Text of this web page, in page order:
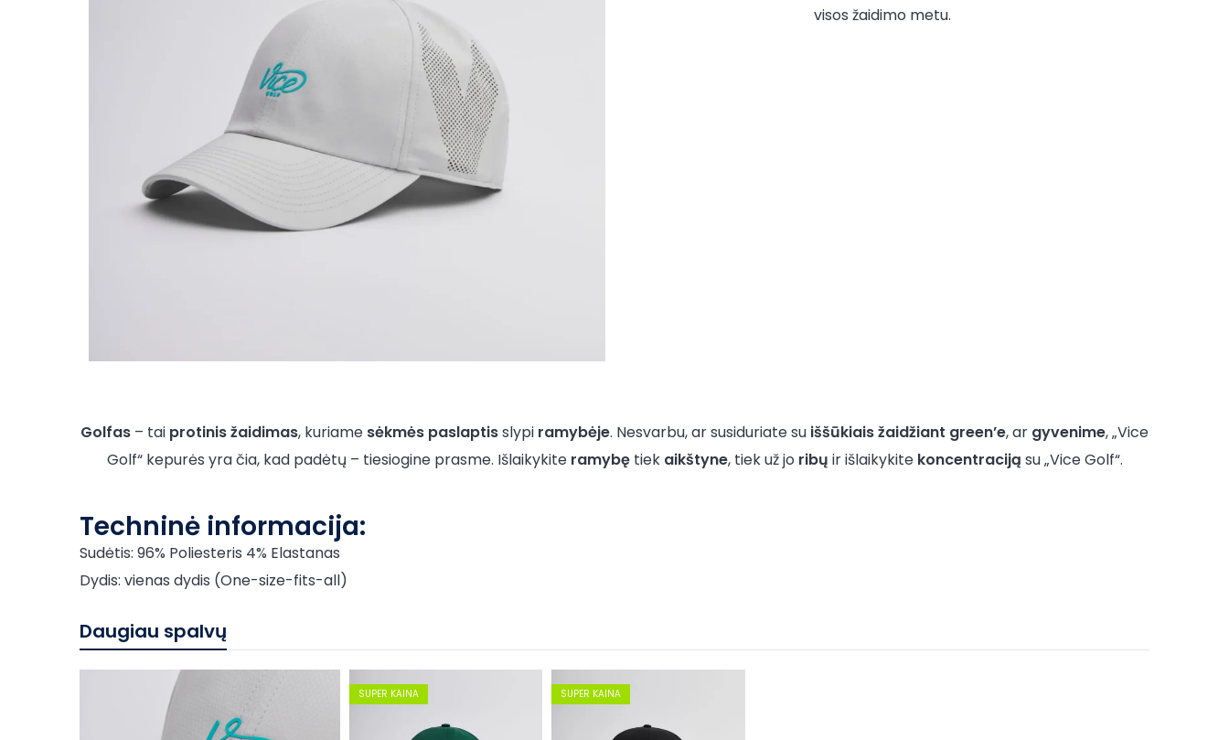
visos žaidimo metu.
Golfas – tai protinis žaidimas, kuriame sėkmės paslaptisslypi ramybėje. Nesvarbu, ar susiduriate su iššūkiais žaidžiant green’e, ar gyvenime, „Vice
Golf“ kepurės yra čia, kad padėtų – tiesiogine prasme. Išlaikykite ramybętiek aikštyne, tiek už jo ribų ir išlaikykite koncentraciją su „Vice Golf“.
Techninė informacija:
Sudėtis: 96% Poliesteris 4% Elastanas
Dydis: vienas dydis (One-size-fits-all)
Daugiau spalvų
SUPER KAINA SUPER KAINA